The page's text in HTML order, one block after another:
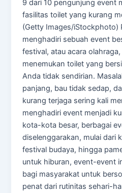
9 dari 10 pengunjung event
fasilitas toilet yang kurang
(Getty Images/iStockphoto)
menghadiri sebuah event
festival, atau acara
menemukan toilet yang
Anda tidak sendirian.
panjang, bau tidak sedap,
kurang terjaga sering kali
menghadiri event menjadi
kota-kota besar, berbagai
diselenggarakan, mulai dari
festival budaya, hingga
untuk hiburan, event-event
bagi masyarakat untuk
penat dari rutinitas sehari-